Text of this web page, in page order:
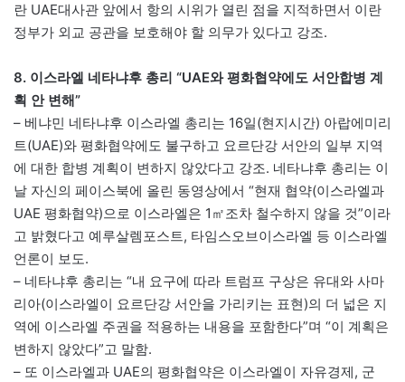
란 UAE대사관 앞에서 항의 시위가 열린 점을 지적하면서 이란
정부가 외교 공관을 보호해야 할 의무가 있다고 강조.
8. 이스라엘 네타냐후 총리 “UAE와 평화협약에도 서안합병 계
획 안 변해”
– 베냐민 네타냐후 이스라엘 총리는 16일(현지시간) 아랍에미리
트(UAE)와 평화협약에도 불구하고 요르단강 서안의 일부 지역
에 대한 합병 계획이 변하지 않았다고 강조. 네타냐후 총리는 이
날 자신의 페이스북에 올린 동영상에서 “현재 협약(이스라엘과
UAE 평화협약)으로 이스라엘은 1㎡조차 철수하지 않을 것”이라
고 밝혔다고 예루살렘포스트, 타임스오브이스라엘 등 이스라엘
언론이 보도.
– 네타냐후 총리는 “내 요구에 따라 트럼프 구상은 유대와 사마
리아(이스라엘이 요르단강 서안을 가리키는 표현)의 더 넓은 지
역에 이스라엘 주권을 적용하는 내용을 포함한다”며 “이 계획은
변하지 않았다”고 말함.
– 또 이스라엘과 UAE의 평화협약은 이스라엘이 자유경제, 군